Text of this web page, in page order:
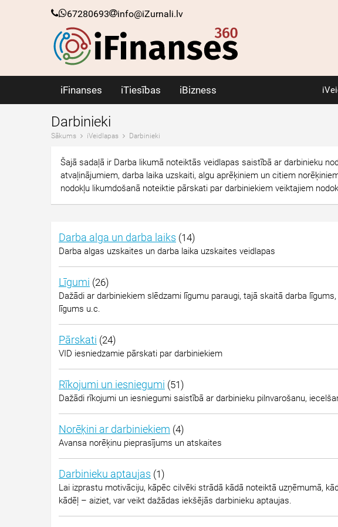
67280693 info@iZurnali.lv
iFinanses iTiesības iBizness
Darbinieki
Sākums iVeidlapas Darbinieki
Šajā sadaļā ir Darba likumā noteiktās veidlapas saistībā ar darbinieku
atvaļinājumiem, darba laika uzskaiti, algu aprēķiniem un citiem
nodokļu likumdošanā noteiktie pārskati par darbiniekiem veiktajiem
Darba alga un darba laiks (14)
Darba algas uzskaites un darba laika uzskaites veidlapas
Līgumi (26)
Dažādi ar darbiniekiem slēdzami līgumu paraugi, tajā skaitā darba
līgums u.c.
Pārskati (24)
VID iesniedzamie pārskati par darbiniekiem
Rīkojumi un iesniegumi (51)
Dažādi rīkojumi un iesniegumi saistībā ar darbinieku pilnvarošanu,
Norēķini ar darbiniekiem (4)
Avansa norēķinu pieprasījums un atskaites
Darbinieku aptaujas (1)
Lai izprastu motivāciju, kāpēc cilvēki strādā kādā noteiktā uzņēmumā,
kādēļ – aiziet, var veikt dažādas iekšējās darbinieku aptaujas.